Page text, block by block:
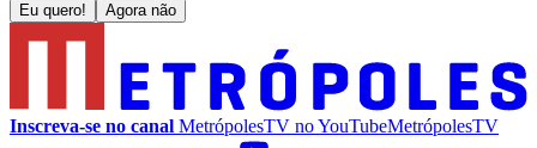
Eu quero! Agora não
Inscreva-se no canal MetrópolesTV noYouTubeMetrópolesTV